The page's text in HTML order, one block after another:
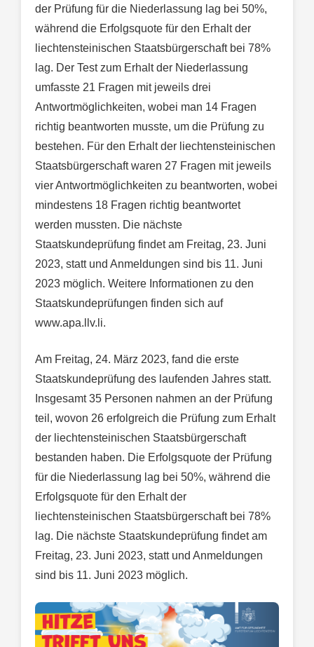
der Prüfung für die Niederlassung lag bei 50%,
während die Erfolgsquote für den Erhalt der
liechtensteinischen Staatsbürgerschaft bei 78%
lag. Der Test zum Erhalt der Niederlassung
umfasste 21 Fragen mit jeweils drei
Antwortmöglichkeiten, wobei man 14 Fragen
richtig beantworten musste, um die Prüfung zu
bestehen. Für den Erhalt der liechtensteinischen
Staatsbürgerschaft waren 27 Fragen mit jeweils
vier Antwortmöglichkeiten zu beantworten, wobei
mindestens 18 Fragen richtig beantwortet
werden mussten. Die nächste
Staatskundeprüfung findet am Freitag, 23. Juni
2023, statt und Anmeldungen sind bis 11. Juni
2023 möglich. Weitere Informationen zu den
Staatskundeprüfungen finden sich auf
www.apa.llv.li.
Am Freitag, 24. März 2023, fand die erste
Staatskundeprüfung des laufenden Jahres statt.
Insgesamt 35 Personen nahmen an der Prüfung
teil, wovon 26 erfolgreich die Prüfung zum Erhalt
der liechtensteinischen Staatsbürgerschaft
bestanden haben. Die Erfolgsquote der Prüfung
für die Niederlassung lag bei 50%, während die
Erfolgsquote für den Erhalt der
liechtensteinischen Staatsbürgerschaft bei 78%
lag. Die nächste Staatskundeprüfung findet am
Freitag, 23. Juni 2023, statt und Anmeldungen
sind bis 11. Juni 2023 möglich.